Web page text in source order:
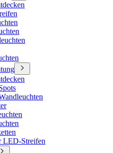
LED-Streifen